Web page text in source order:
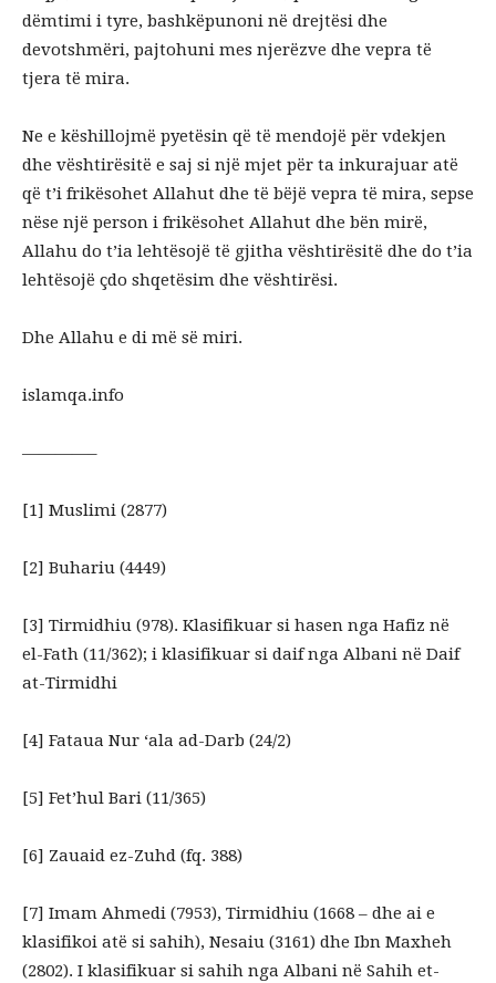
dëmtimi i tyre, bashkëpunoni në drejtësi dhe
devotshmëri, pajtohuni mes njerëzve dhe vepra të
tjera të mira.
Ne e këshillojmë pyetësin që të mendojë për vdekjen
dhe vështirësitë e saj si një mjet për ta inkurajuar atë
që t’i frikësohet Allahut dhe të bëjë vepra të mira, sepse
nëse një person i frikësohet Allahut dhe bën mirë,
Allahu do t’ia lehtësojë të gjitha vështirësitë dhe do t’ia
lehtësojë çdo shqetësim dhe vështirësi.
Dhe Allahu e di më së miri.
islamqa.info
————–
[1] Muslimi (2877)
[2] Buhariu (4449)
[3] Tirmidhiu (978). Klasifikuar si hasen nga Hafiz në
el-Fath (11/362); i klasifikuar si daif nga Albani në Daif
at-Tirmidhi
[4] Fataua Nur ‘ala ad-Darb (24/2)
[5] Fet’hul Bari (11/365)
[6] Zauaid ez-Zuhd (fq. 388)
[7] Imam Ahmedi (7953), Tirmidhiu (1668 – dhe ai e
klasifikoi atë si sahih), Nesaiu (3161) dhe Ibn Maxheh
(2802). I klasifikuar si sahih nga Albani në Sahih et-